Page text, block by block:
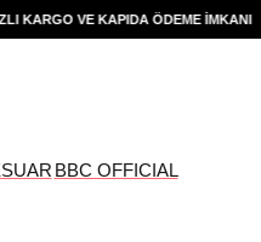
VE KAPIDA ÖDEME İMKANI
BBC OFFICIAL